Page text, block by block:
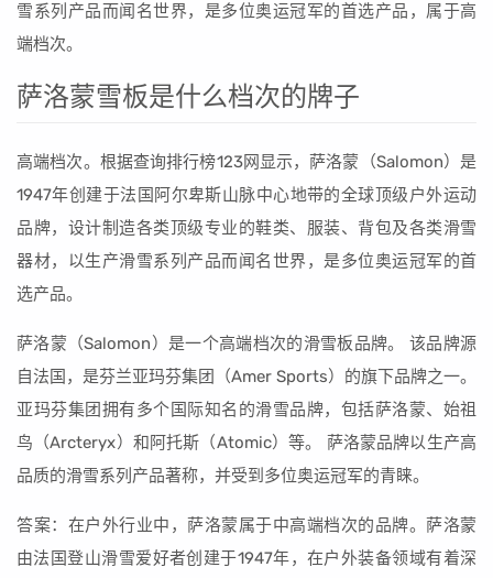
雪系列产品而闻名世界，是多位奥运冠军的首选产品，属于高
端档次。
萨洛蒙雪板是什么档次的牌子
高端档次。根据查询排行榜123网显示，萨洛蒙（Salomon）是
1947年创建于法国阿尔卑斯山脉中心地带的全球顶级户外运动
品牌，设计制造各类顶级专业的鞋类、服装、背包及各类滑雪
器材，以生产滑雪系列产品而闻名世界，是多位奥运冠军的首
选产品。
萨洛蒙（Salomon）是一个高端档次的滑雪板品牌。 该品牌源
自法国，是芬兰亚玛芬集团（Amer Sports）的旗下品牌之一。
亚玛芬集团拥有多个国际知名的滑雪品牌，包括萨洛蒙、始祖
鸟（Arcteryx）和阿托斯（Atomic）等。 萨洛蒙品牌以生产高
品质的滑雪系列产品著称，并受到多位奥运冠军的青睐。
答案：在户外行业中，萨洛蒙属于中高端档次的品牌。萨洛蒙
由法国登山滑雪爱好者创建于1947年，在户外装备领域有着深